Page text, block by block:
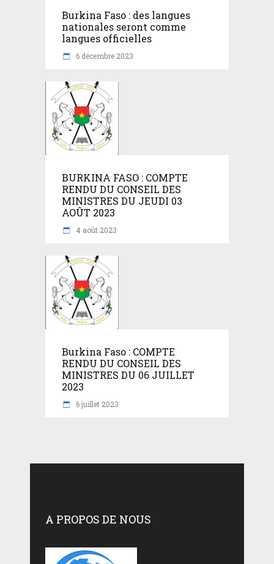
Burkina Faso : des langues
nationales seront comme
langues officielles
6 décembre 2023
BURKINA FASO : COMPTE
RENDU DU CONSEIL DES
MINISTRES DU JEUDI 03
AOÛT 2023
4 août 2023
Burkina Faso : COMPTE
RENDU DU CONSEIL DES
MINISTRES DU 06 JUILLET
2023
6 juillet 2023
A PROPOS DE NOUS